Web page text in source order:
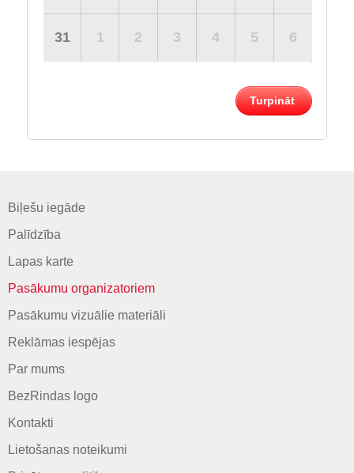
31 1 2 3 4 5 6
Turpināt
Biļešu iegāde
Palīdzība
Lapas karte
Pasākumu organizatoriem
Pasākumu vizuālie materiāli
Reklāmas iespējas
Par mums
BezRindas logo
Kontakti
Lietošanas noteikumi